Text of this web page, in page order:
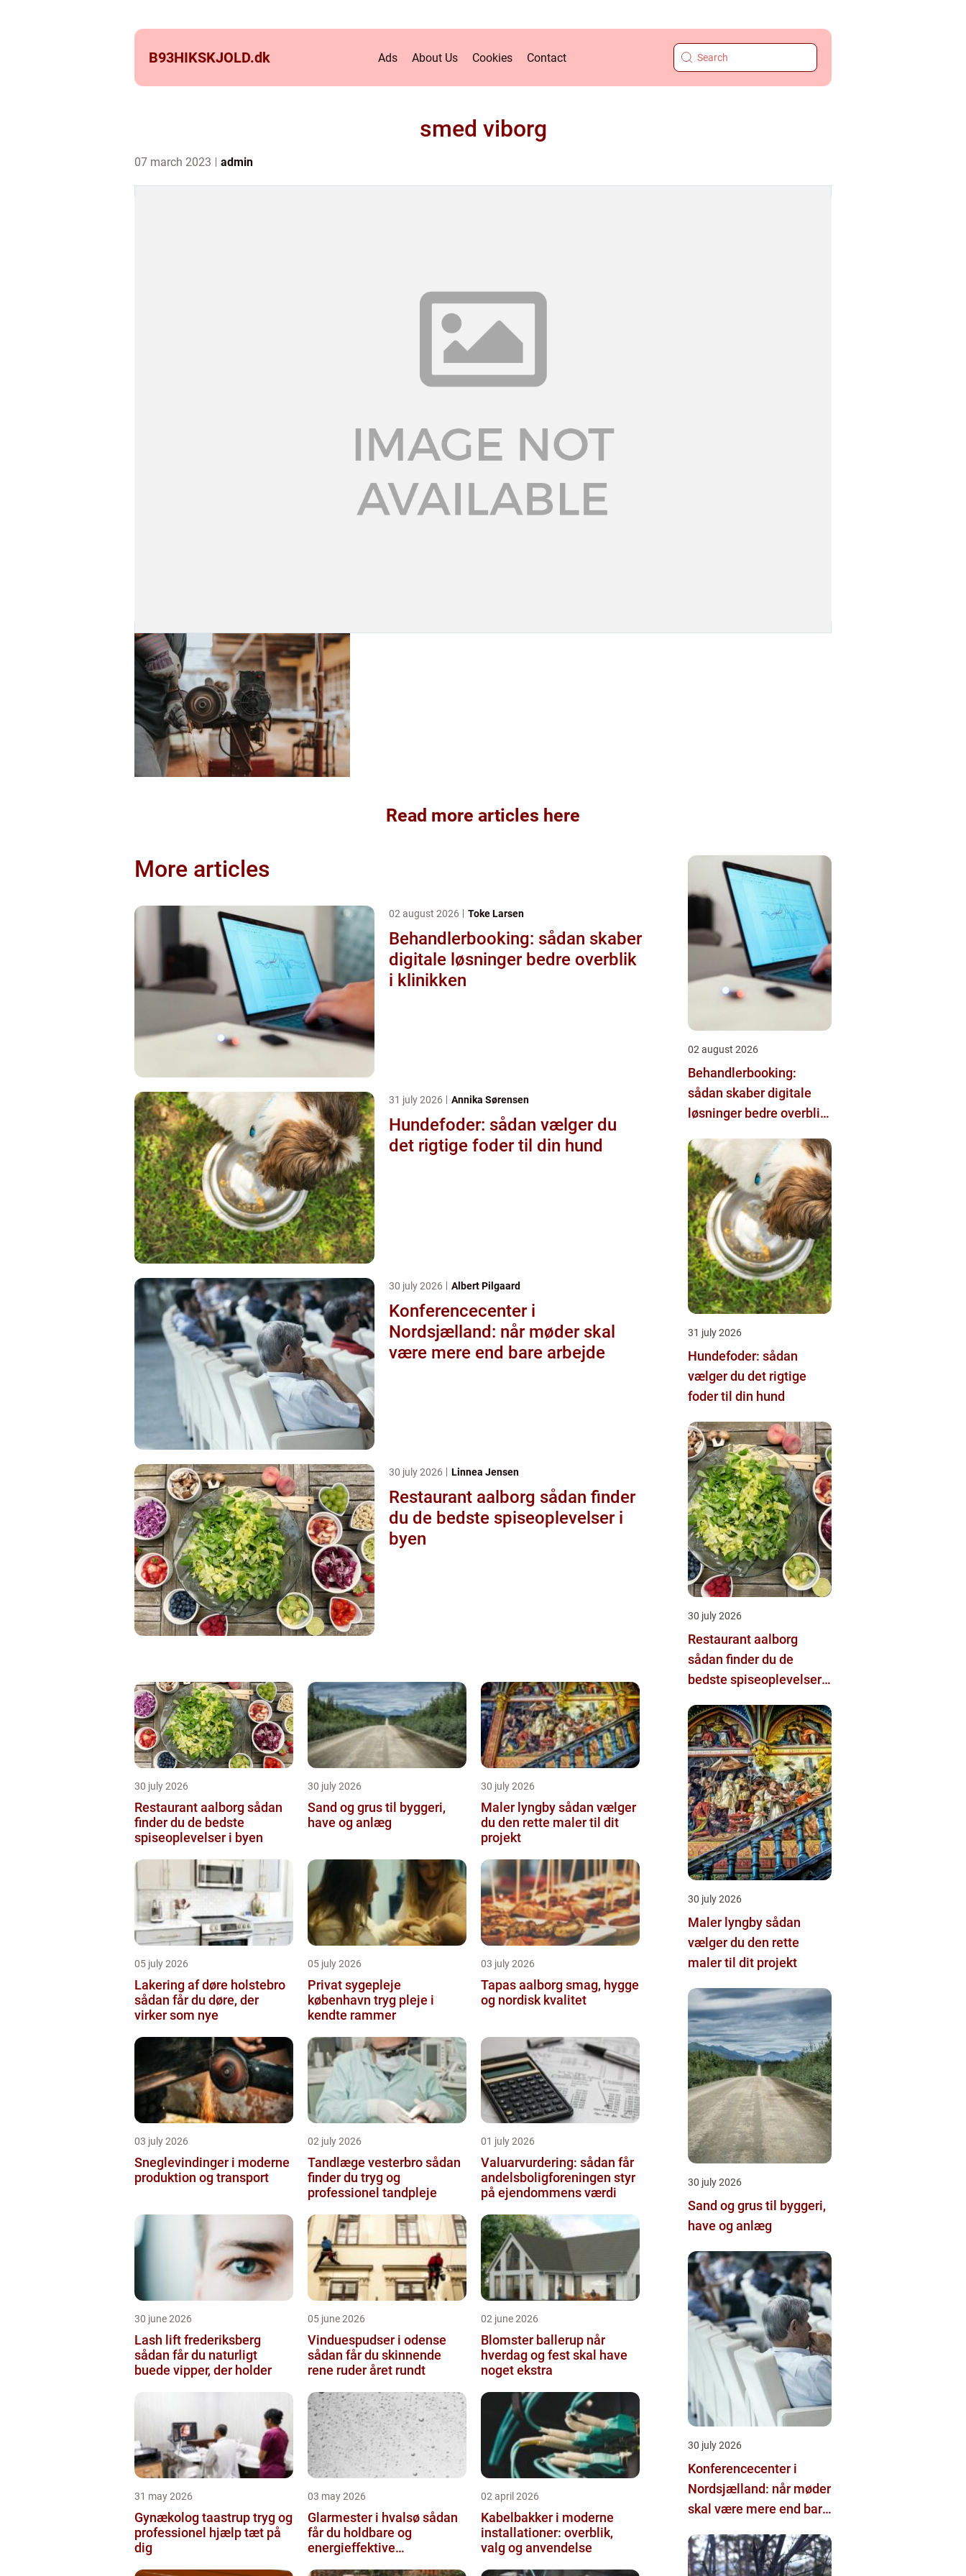
B93HIKSKJOLD.dk Ads About Us Cookies Contact
smed viborg
07 march 2023 admin
Read more articles here
More articles
02 august 2026 Toke Larsen
Behandlerbooking: sådan skaber
digitale løsninger bedre overblik
i klinikken
31 july 2026 Annika Sørensen
Hundefoder: sådan vælger du
det rigtige foder til din hund
30 july 2026 Albert Pilgaard
Konferencecenter i
Nordsjælland: når møder skal
være mere end bare arbejde
30 july 2026 Linnea Jensen
Restaurant aalborg sådan finder
du de bedste spiseoplevelser i
byen
30 july 2026
Restaurant aalborg sådan
finder du de bedste
spiseoplevelser i byen
30 july 2026
Sand og grus til byggeri,
have og anlæg
30 july 2026
Maler lyngby sådan vælger
du den rette maler til dit
projekt
05 july 2026
Lakering af døre holstebro
sådan får du døre, der
virker som nye
05 july 2026
Privat sygepleje
københavn tryg pleje i
kendte rammer
03 july 2026
Tapas aalborg smag, hygge
og nordisk kvalitet
03 july 2026
Sneglevindinger i moderne
produktion og transport
02 july 2026
Tandlæge vesterbro sådan
finder du tryg og
professionel tandpleje
01 july 2026
Valuarvurdering: sådan får
andelsboligforeningen styr
på ejendommens værdi
30 june 2026
Lash lift frederiksberg
sådan får du naturligt
buede vipper, der holder
05 june 2026
Vinduespudser i odense
sådan får du skinnende
rene ruder året rundt
02 june 2026
Blomster ballerup når
hverdag og fest skal have
noget ekstra
31 may 2026
Gynækolog taastrup tryg og
professionel hjælp tæt på
dig
03 may 2026
Glarmester i hvalsø sådan
får du holdbare og
energieffektive
02 april 2026
Kabelbakker i moderne
installationer: overblik,
valg og anvendelse
02 august 2026
Behandlerbooking:
sådan skaber digitale
løsninger bedre overblik
31 july 2026
Hundefoder: sådan
vælger du det rigtige
foder til din hund
30 july 2026
Restaurant aalborg
sådan finder du de
bedste spiseoplevelser i
30 july 2026
Maler lyngby sådan
vælger du den rette
maler til dit projekt
30 july 2026
Sand og grus til byggeri,
have og anlæg
30 july 2026
Konferencecenter i
Nordsjælland: når møder
skal være mere end bare